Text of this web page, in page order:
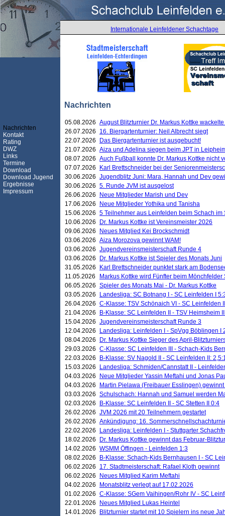
Internationale Leinfeldener Schachtage
Nachrichten
Nachrichten
Kontakt
Rating
DWZ
Links
Termine
Download
Download Jugend
Ergebnisse
Impressum
05.08.2026 August Blitzturnier Dr. Markus Kottke
26.07.2026
16. Biergartenturnier: Neil Albrecht siegt
22.07.2026
Das Biergartenturnier ist ausgebucht!
21.07.2026 Aiza und Adelina siegen beim JPT in
08.07.2026 Auch Fußball konnte Dr. Markus Kottke nicht
07.07.2026
Karl Brettschneider bei der
30.06.2026 Jugendblitz Juni: Mara, Hannah und Dev
30.06.2026 5. Runde JVM ist ausgelost
26.06.2026
Neue Mitglieder Marish und Dev
17.06.2026
Neue Mitglieder Yothika und Tanisha
15.06.2026 5 Teilnehmer aus Leinfelden beim Schach
10.06.2026
Dr. Markus Kottke ist Vereinsmeister 2026
09.06.2026
Neues Mitglied Kei Brockschmidt
03.06.2026 Aiza Morozova gewinnt WAM!
03.06.2026 Jugendvereinsmeisterschaft Runde 4
03.06.2026
Dr. Markus Kottke ist Spieler des Monats Juni
31.05.2026
Karl Brettschneider punktet stark am
11.05.2026
Markus Kottke wird Fünfter beim
06.05.2026 Spieler des Monats Mai - Dr. Markus Kottke
03.05.2026
Landesliga: SC Botnang I - SC Leinfelden I
26.04.2026 C-Klasse: TSV Schönaich VI - SC Leinfelden
21.04.2026
B-Klasse: SC Leinfelden II - TSV Heimsheim
15.04.2026 Jugendvereinsmeisterschaft Runde 3
12.04.2026
Landesliga: Leinfelden I - SpVgg Böblingen I
08.04.2026
Dr. Markus Kottke Sieger des April-
29.03.2026 C-Klasse: SC Leinfelden III - Schach-Kids
22.03.2026
B-Klasse: SV Nagold II - SC Leinfelden II:
15.03.2026
Landesliga: Schmiden/Cannstatt II -
04.03.2026
Neue Mitglieder Yassin Meftahi und Jonas
04.03.2026
Martin Pielawa (Freibauer Esslingen)
03.03.2026 Schulschach: Hannah und Samuel werden
02.03.2026
B-Klasse: SC Leinfelden II - SC Stetten II 0:4
26.02.2026 JVM 2026 mit 20 Teilnehmern gestartet
26.02.2026 Ankündigung: 16.
22.02.2026
Landesliga: Leinfelden I - Stuttgarter
18.02.2026
Dr. Markus Kottke gewinnt das Februar-
14.02.2026 WSMM Öffingen - Leinfelden 1:3
08.02.2026
B-Klasse: Schach-Kids Bernhausen I - SC
06.02.2026
17. Stadtmeisterschaft: Rafael Kloth gewinnt
06.02.2026
Neues Mitglied Karim Meftahi
04.02.2026
Monatsblitz verlegt auf 17.02.2026
01.02.2026 C-Klasse: SGem Vaihingen/Rohr IV - SC
22.01.2026
Neues Mitglied Lukas Heintel
14.01.2026
Blitzturnier startet mit 10 Spielern ins neue